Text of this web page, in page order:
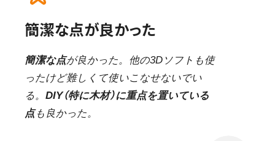
簡潔な点が良かった
簡潔な点が良かった。他の3Dソフトも使
ったけど難しくて使いこなせないでい
る。 DIY（特に木材）に重点を置いている
点も良かった。